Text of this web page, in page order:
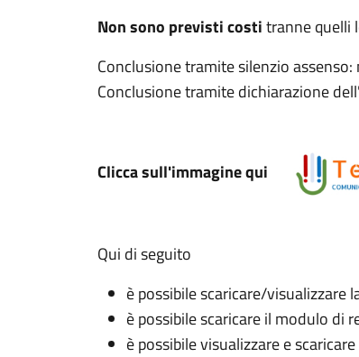
Non sono previsti costitranne quelli
Conclusione tramite silenzio assenso:
Conclusione tramite dichiarazione
Clicca sull'immagine qui
Qui di seguito
è possibile scaricare/visualizzare
è possibile scaricare il modulo di
è possibile visualizzare e